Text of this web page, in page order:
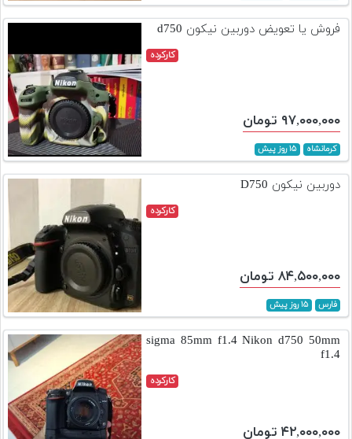
فروش یا تعویض دوربین نیکون d750
کارکرده
۹۷,۰۰۰,۰۰۰ تومان
کرمانشاه ۱۵ روز پیش
دوربین نیکون D750
کارکرده
۸۴,۵۰۰,۰۰۰ تومان
فارس ۱۵ روز پیش
sigma 85mm f1.4 Nikon d750 50mm
f1.4
کارکرده
۴۲,۰۰۰,۰۰۰ تومان